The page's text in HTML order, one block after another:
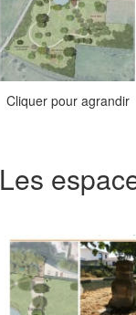
Cliquer pour agrandir
Les